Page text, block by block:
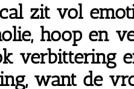
zit vol
hoop en
verbittering
want de